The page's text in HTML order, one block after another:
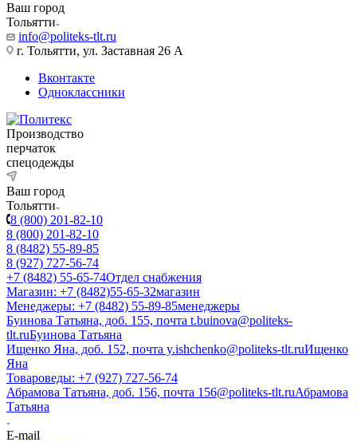
Ваш город
Тольятти
info@politeks-tlt.ru
г. Тольятти, ул. Заставная 26 А
Вконтакте
Одноклассники
Производство
перчаток
спецодежды
Ваш город
Тольятти
8 (800) 201-82-10
8 (800) 201-82-10
8 (8482) 55-89-85
8 (927) 727-56-74
+7 (8482) 55-65-74Отдел снабжения
Магазин: +7 (8482)55-65-32магазин
Менеджеры: +7 (8482) 55-89-85менеджеры
Буинова Татьяна, доб. 155, почта t.buinova@politeks-
tlt.ruБуинова Татьяна
Ищенко Яна, доб. 152, почта y.ishchenko@politeks-tlt.ruИщенко
Яна
Товароведы: +7 (927) 727-56-74
Абрамова Татьяна, доб. 156, почта 156@politeks-tlt.ruАбрамова
Татьяна
E-mail